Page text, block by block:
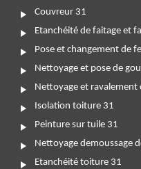
Couvreur 31
Etanchéité de faitage et
Pose et changement de
Nettoyage et pose de
Nettoyage et ravalement
Isolation toiture 31
Peinture sur tuile 31
Nettoyage demoussage
Etanchéité toiture 31